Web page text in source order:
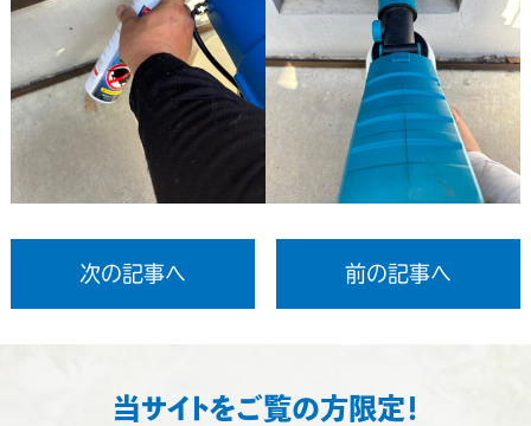
次の記事へ 前の記事へ
当サイトをご覧の方限定！